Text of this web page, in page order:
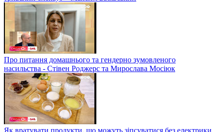
Про питання домашнього та гендерно зумовленого
насильства - Стівен Роджерс та Мирослава Мосіюк
Як вратувати продукти, що можуть зіпсуватися без електрики